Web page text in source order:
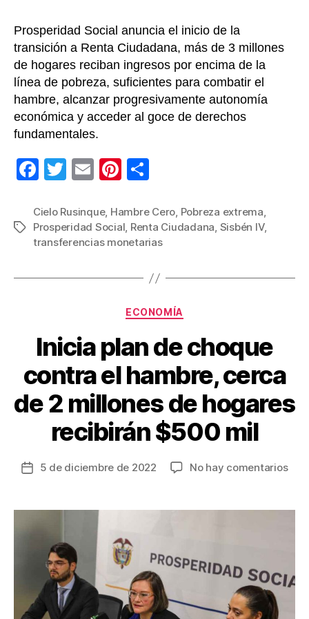
Prosperidad Social anuncia el inicio de la
transición a Renta Ciudadana, más de 3 millones
de hogares reciban ingresos por encima de la
línea de pobreza, suficientes para combatir el
hambre, alcanzar progresivamente autonomía
económica y acceder al goce de derechos
fundamentales.
F
c
e
o
T
tt
er
E
ail
Pi
er
e
m
p
tir
Etiquetas
Cielo Rusinque, Hambre Cero, Pobreza extrema,
Prosperidad Social, Renta Ciudadana, Sisbén IV,
transferencias monetarias
Categorías
ECONOMÍA
Inicia plan de choque
contra el hambre, cerca
de 2 millones de hogares
recibirán $500 mil
Fecha
entrada
5 de diciembre de 2022 No hay comentariosen
de